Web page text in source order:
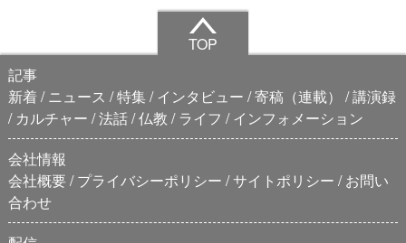
TOP
記事
新着
ニュース 特集 インタビュー 寄稿（連載）
講演録
カルチャー 法話 仏教 ライフ
インフォメーション
会社情報
会社概要 プライバシーポリシー サイトポリシー
お問い
合わせ